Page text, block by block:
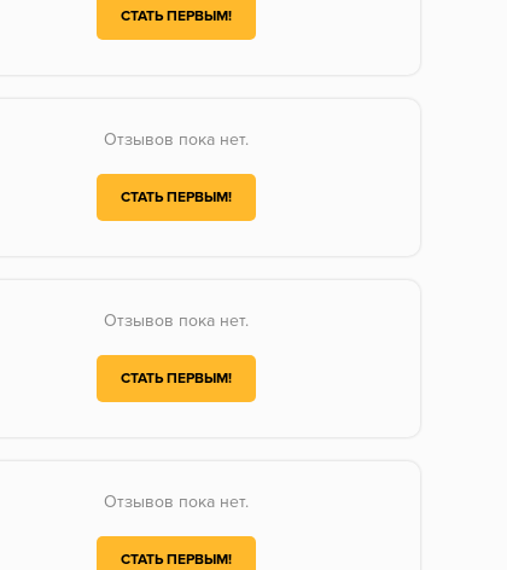
СТАТЬ ПЕРВЫМ!
Отзывов пока нет.
СТАТЬ ПЕРВЫМ!
Отзывов пока нет.
СТАТЬ ПЕРВЫМ!
Отзывов пока нет.
СТАТЬ ПЕРВЫМ!